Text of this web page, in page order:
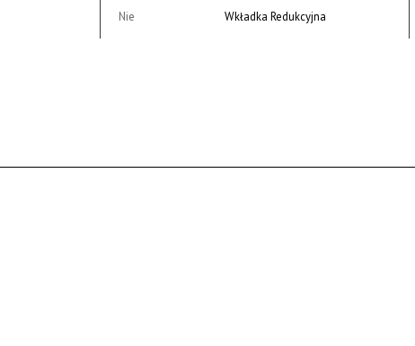
Nie
Wkładka Redukcyjna